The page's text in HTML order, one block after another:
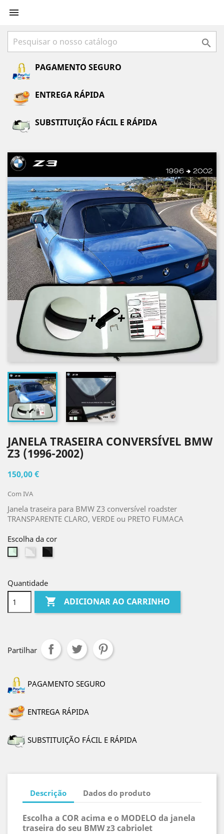


PAGAMENTO SEGURO
ENTREGA RÁPIDA
SUBSTITUIÇÃO FÁCIL E RÁPIDA
JANELA TRASEIRA CONVERSÍVEL BMW
Z3 (1996-2002)
150,00 €
Com IVA
Janela traseira para BMW Z3 conversível roadster
TRANSPARENTE CLARO, VERDE ou PRETO FUMACA
Escolha da cor
Verde Claro
Quantidade
 ADICIONAR AO CARRINHO
Partilhar
PAGAMENTO SEGURO
ENTREGA RÁPIDA
SUBSTITUIÇÃO FÁCIL E RÁPIDA
Descrição Dados do produto
Escolha a COR acima e o MODELO da janela
traseira do seu BMW z3 cabriolet